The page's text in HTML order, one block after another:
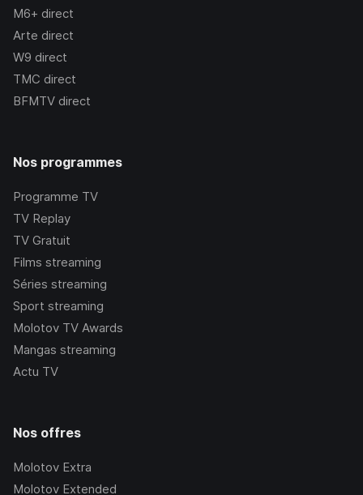
M6+ direct
Arte direct
W9 direct
TMC direct
BFMTV direct
Nos programmes
Programme TV
TV Replay
TV Gratuit
Films streaming
Séries streaming
Sport streaming
Molotov TV Awards
Mangas streaming
Actu TV
Nos offres
Molotov Extra
Molotov Extended